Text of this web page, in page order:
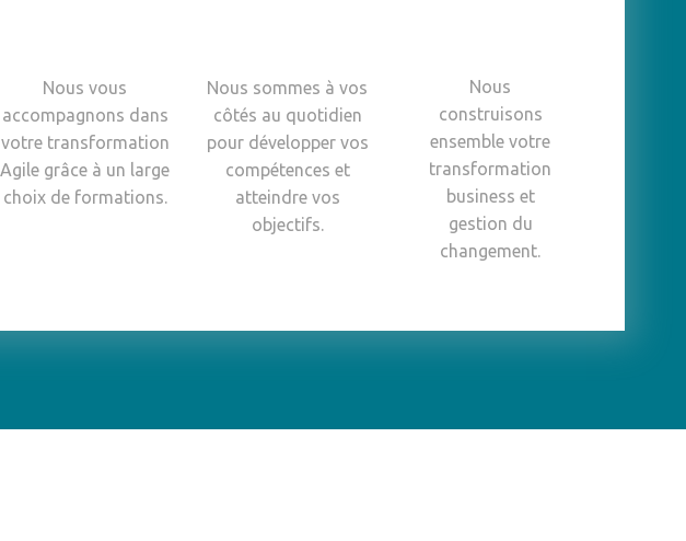
Nous vous
accompagnons dans
votre transformation
Agile grâce à un large
choix de formations.
Nous sommes à vos
côtés au quotidien
pour développer vos
compétences et
atteindre vos
objectifs.
Nous
construisons
ensemble votre
transformation
business et
gestion du
changement.